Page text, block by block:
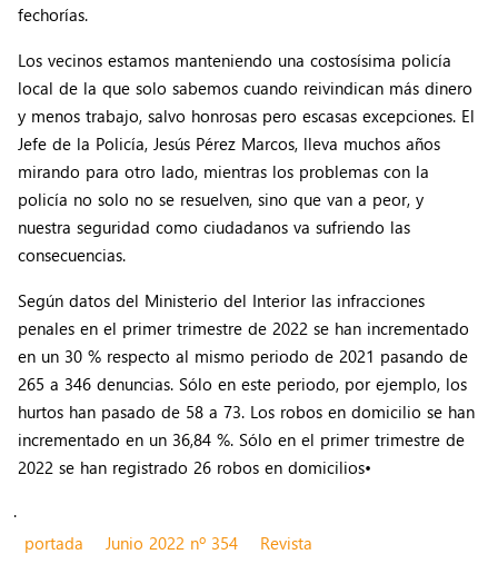
fechorías.
Los vecinos estamos manteniendo una costosísima policía
local de la que solo sabemos cuando reivindican más dinero
y menos trabajo, salvo honrosas pero escasas excepciones. El
Jefe de la Policía, Jesús Pérez Marcos, lleva muchos años
mirando para otro lado, mientras los problemas con la
policía no solo no se resuelven, sino que van a peor, y
nuestra seguridad como ciudadanos va sufriendo las
consecuencias.
Según datos del Ministerio del Interior las infracciones
penales en el primer trimestre de 2022 se han incrementado
en un 30 % respecto al mismo periodo de 2021 pasando de
265 a 346 denuncias. Sólo en este periodo, por ejemplo, los
hurtos han pasado de 58 a 73. Los robos en domicilio se han
incrementado en un 36,84 %. Sólo en el primer trimestre de
2022 se han registrado 26 robos en domicilios•
.
portada
Junio 2022 nº 354 Revista